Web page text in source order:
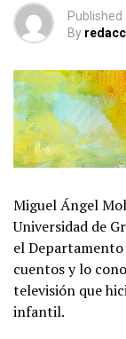
Published
By
Miguel Ángel
Universidad de
el
cuentos y lo
televisión que
infantil.